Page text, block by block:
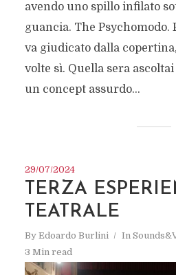
avendo uno spillo infilato
guancia. The Psychomodo.
va giudicato dalla
volte sì. Quella sera
un concept assurdo...
29/07/2024
TERZA
TEATRALE
By Edoardo Burlini In
3 Min read